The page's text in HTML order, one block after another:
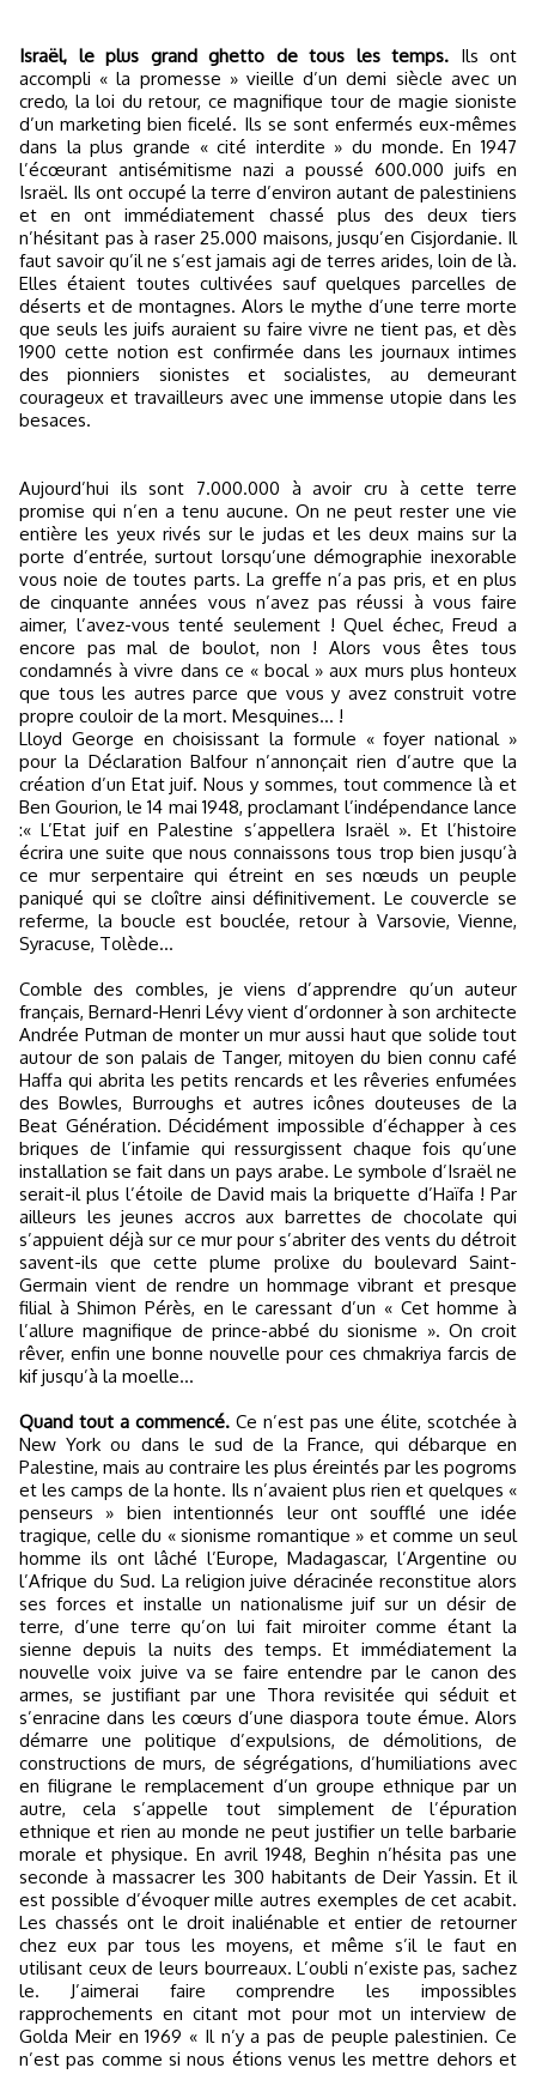
Israël, le plus grand ghetto de tous les temps. Ils ont
accompli « la promesse » vieille d’un demi siècle avec un
credo, la loi du retour, ce magnifique tour de magie sioniste
d’un marketing bien ficelé. Ils se sont enfermés eux-mêmes
dans la plus grande « cité interdite » du monde. En 1947
l’écœurant antisémitisme nazi a poussé 600.000 juifs en
Israël. Ils ont occupé la terre d’environ autant de palestiniens
et en ont immédiatement chassé plus des deux tiers
n’hésitant pas à raser 25.000 maisons, jusqu’en Cisjordanie. Il
faut savoir qu’il ne s’est jamais agi de terres arides, loin de là.
Elles étaient toutes cultivées sauf quelques parcelles de
déserts et de montagnes. Alors le mythe d’une terre morte
que seuls les juifs auraient su faire vivre ne tient pas, et dès
1900 cette notion est confirmée dans les journaux intimes
des pionniers sionistes et socialistes, au demeurant
courageux et travailleurs avec une immense utopie dans les
besaces.
Aujourd’hui ils sont 7.000.000 à avoir cru à cette terre
promise qui n’en a tenu aucune. On ne peut rester une vie
entière les yeux rivés sur le judas et les deux mains sur la
porte d’entrée, surtout lorsqu’une démographie inexorable
vous noie de toutes parts. La greffe n’a pas pris, et en plus
de cinquante années vous n’avez pas réussi à vous faire
aimer, l’avez-vous tenté seulement ! Quel échec, Freud a
encore pas mal de boulot, non ! Alors vous êtes tous
condamnés à vivre dans ce « bocal » aux murs plus honteux
que tous les autres parce que vous y avez construit votre
propre couloir de la mort. Mesquines… !
Lloyd George en choisissant la formule « foyer national »
pour la Déclaration Balfour n’annonçait rien d’autre que la
création d’un Etat juif. Nous y sommes, tout commence là et
Ben Gourion, le 14 mai 1948, proclamant l’indépendance lance
:« L’Etat juif en Palestine s’appellera Israël ». Et l’histoire
écrira une suite que nous connaissons tous trop bien jusqu’à
ce mur serpentaire qui étreint en ses nœuds un peuple
paniqué qui se cloître ainsi définitivement. Le couvercle se
referme, la boucle est bouclée, retour à Varsovie, Vienne,
Syracuse, Tolède...
Comble des combles, je viens d’apprendre qu’un auteur
français, Bernard-Henri Lévy vient d’ordonner à son architecte
Andrée Putman de monter un mur aussi haut que solide tout
autour de son palais de Tanger, mitoyen du bien connu café
Haffa qui abrita les petits rencards et les rêveries enfumées
des Bowles, Burroughs et autres icônes douteuses de la
Beat Génération. Décidément impossible d’échapper à ces
briques de l’infamie qui ressurgissent chaque fois qu’une
installation se fait dans un pays arabe. Le symbole d’Israël ne
serait-il plus l’étoile de David mais la briquette d’Haïfa ! Par
ailleurs les jeunes accros aux barrettes de chocolate qui
s’appuient déjà sur ce mur pour s’abriter des vents du détroit
savent-ils que cette plume prolixe du boulevard Saint-
Germain vient de rendre un hommage vibrant et presque
filial à Shimon Pérès, en le caressant d’un « Cet homme à
l’allure magnifique de prince-abbé du sionisme ». On croit
rêver, enfin une bonne nouvelle pour ces chmakriya farcis de
kif jusqu’à la moelle…
Quand tout a commencé. Ce n’est pas une élite, scotchée à
New York ou dans le sud de la France, qui débarque en
Palestine, mais au contraire les plus éreintés par les pogroms
et les camps de la honte. Ils n’avaient plus rien et quelques «
penseurs » bien intentionnés leur ont soufflé une idée
tragique, celle du « sionisme romantique » et comme un seul
homme ils ont lâché l’Europe, Madagascar, l’Argentine ou
l’Afrique du Sud. La religion juive déracinée reconstitue alors
ses forces et installe un nationalisme juif sur un désir de
terre, d’une terre qu’on lui fait miroiter comme étant la
sienne depuis la nuits des temps. Et immédiatement la
nouvelle voix juive va se faire entendre par le canon des
armes, se justifiant par une Thora revisitée qui séduit et
s’enracine dans les cœurs d’une diaspora toute émue. Alors
démarre une politique d’expulsions, de démolitions, de
constructions de murs, de ségrégations, d’humiliations avec
en filigrane le remplacement d’un groupe ethnique par un
autre, cela s’appelle tout simplement de l’épuration
ethnique et rien au monde ne peut justifier un telle barbarie
morale et physique. En avril 1948, Beghin n’hésita pas une
seconde à massacrer les 300 habitants de Deir Yassin. Et il
est possible d’évoquer mille autres exemples de cet acabit.
Les chassés ont le droit inaliénable et entier de retourner
chez eux par tous les moyens, et même s’il le faut en
utilisant ceux de leurs bourreaux. L’oubli n’existe pas, sachez
le. J’aimerai faire comprendre les impossibles
rapprochements en citant mot pour mot un interview de
Golda Meir en 1969 « Il n’y a pas de peuple palestinien. Ce
n’est pas comme si nous étions venus les mettre dehors et